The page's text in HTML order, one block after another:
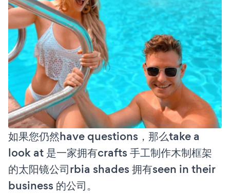
如果您仍然have questions，那么take a
look at 是一家拥有crafts 手工制作木制框架
的太阳镜公司rbia shades 拥有seen in their
business 的公司。